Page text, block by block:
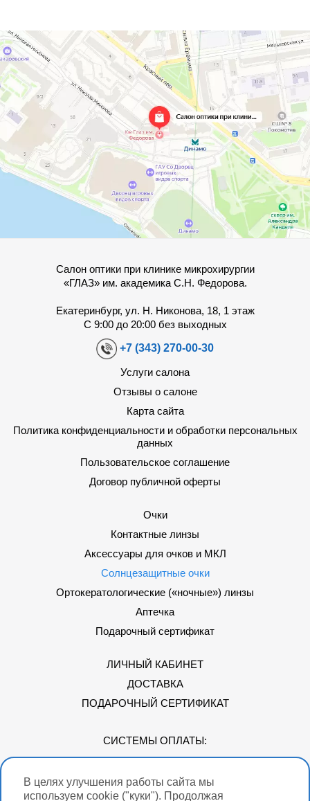
В целях улучшения работы сайта мы
используем cookie ("куки"). Продолжая
Салон оптики при клинике микрохирургии
«ГЛАЗ» им. академика С.Н. Федорова.
Екатеринбург, ул. Н. Никонова, 18, 1 этаж
С 9:00 до 20:00 без выходных
+7 (343) 270-00-30
Услуги салона
Отзывы о салоне
Карта сайта
Политика конфиденциальности и обработки персональных
данных
Пользовательское соглашение
Договор публичной оферты
Очки
Контактные линзы
Аксессуары для очков и МКЛ
Солнцезащитные очки
Ортокератологические («ночные») линзы
Аптечка
Подарочный сертификат
ЛИЧНЫЙ КАБИНЕТ
ДОСТАВКА
ПОДАРОЧНЫЙ СЕРТИФИКАТ
СИСТЕМЫ ОПЛАТЫ:
Мы в соцсетях